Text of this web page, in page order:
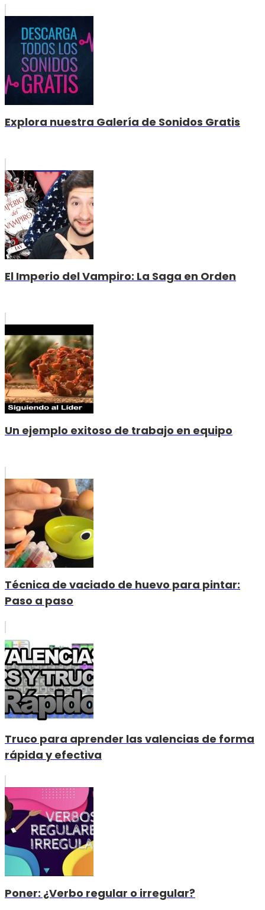
Explora nuestra Galería de Sonidos Gratis
El Imperio del Vampiro: La Saga en Orden
Un ejemplo exitoso de trabajo en equipo
Técnica de vaciado de huevo para pintar:
Paso a paso
Truco para aprender las valencias de forma
rápida y efectiva
Poner: ¿Verbo regular o irregular?